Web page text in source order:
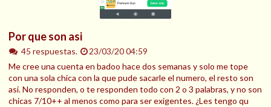
Por que son asi
45 respuestas.
23/03/20 04:59
Me cree una cuenta en badoo hace dos semanas y solo me tope
con una sola chica con la que pude sacarle el numero, el resto son
asi. No responden, o te responden todo con 2 o 3 palabras, y no son
chicas 7/10++ al menos como para ser exigentes. ¿Les tengo qu